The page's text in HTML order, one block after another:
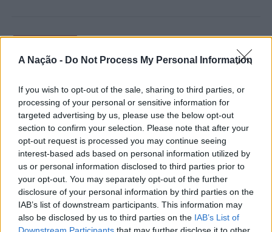
A Nação - Do Not Process My Personal Information
If you wish to opt-out of the sale, sharing to third parties, or
processing of your personal or sensitive information for
targeted advertising by us, please use the below opt-out
section to confirm your selection. Please note that after your
opt-out request is processed you may continue seeing
interest-based ads based on personal information utilized by
us or personal information disclosed to third parties prior to
your opt-out. You may separately opt-out of the further
disclosure of your personal information by third parties on the
IAB’s list of downstream participants. This information may
also be disclosed by us to third parties on the IAB’s List of
Downstream Participants that may further disclose it to other
início de uma competição que voltou a colocar o
ténis.
Apesar das desistências de última hora de jogadores
como Casper Ruud (Noruega), Alejandro Davidovich
Fokina (Espanha) e Matteo Arnaldi (Itália), a prova
apresentou um quadro competitivo de elevado nível,
liderado pelo russo Andrey Rublev, primeiro cabeça de
série, pelo italiano Luciano Darderi, pelo chileno
Alejandro Tabilo e pelo belga Alexander Blockx.
Um dos momentos mais aguardados da semana foi
também o regresso do suíço Stan Wawrinka ao Estoril,
integrado na digressão de despedida do antigo vencedor
Castelo Branco: “Bienal
Internacional de Artes e Ofícios”
promete afirmar artesanato,
património e inovação como
“motores de desenvolvimento
económico e cultural” do município
português
Publicado 1 dia atrás on 07/08/2026